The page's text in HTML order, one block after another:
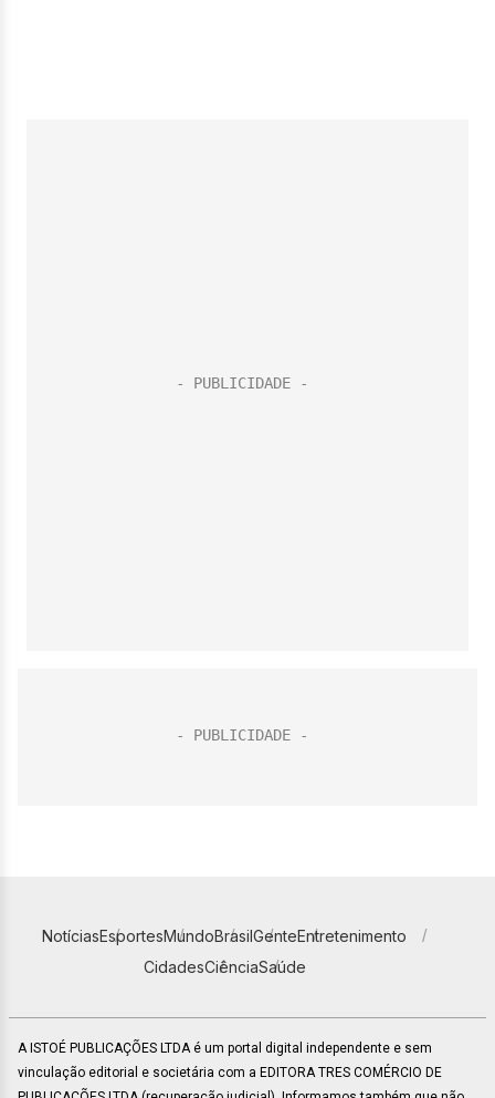
NotíciasEsportesMundoBrasilGenteEntretenimento
CidadesCiênciaSaúde
A ISTOÉ PUBLICAÇÕES LTDA é um portal digital independente e sem
vinculação editorial e societária com a EDITORA TRES COMÉRCIO DE